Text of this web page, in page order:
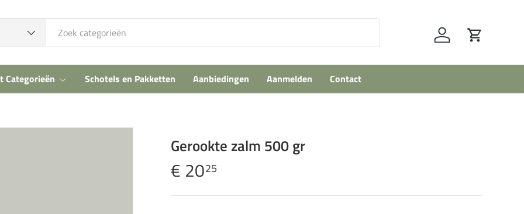
Inloggen
Categorieën Schotels en Pakketten Aanbiedingen Aanmelden Contact
Gerookte zalm 500 gr
€ 2025